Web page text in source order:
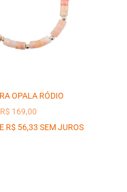
OPALA RÓDIO
PREÇO PROMOCIONAL
R$ 169,00
R$ 56,33 SEM JUROS